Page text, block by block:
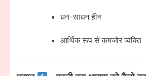
धन-साधन हीन
आर्थिक रूप से कमजोर व्यक्ति